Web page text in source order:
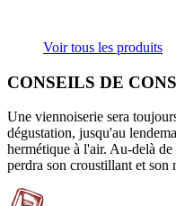
Voir tous les produits
CONSEILS DE
Une viennoiserie sera
dégustation, jusqu'au
hermétique à l'air. Au-delà
perdra son croustillant et son